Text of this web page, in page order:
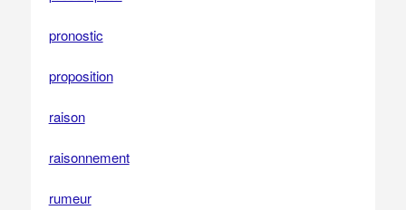
pronostic
proposition
raison
raisonnement
rumeur